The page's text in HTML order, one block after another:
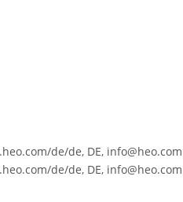
de/de, DE, info@heo.com
de/de, DE, info@heo.com